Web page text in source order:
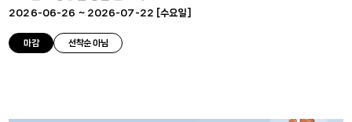
2026-06-26 ~ 2026-07-22 [수요일
마감 선착순 아님